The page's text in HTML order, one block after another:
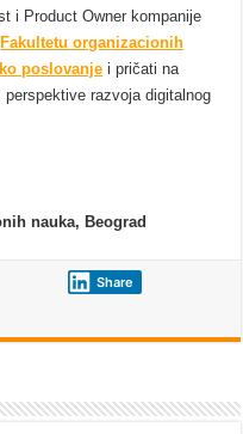
i Product Owner kompanije
Fakultetu organizacionih
poslovanje i pričati na
razvoja digitalnog
nauka, Beograd
Share